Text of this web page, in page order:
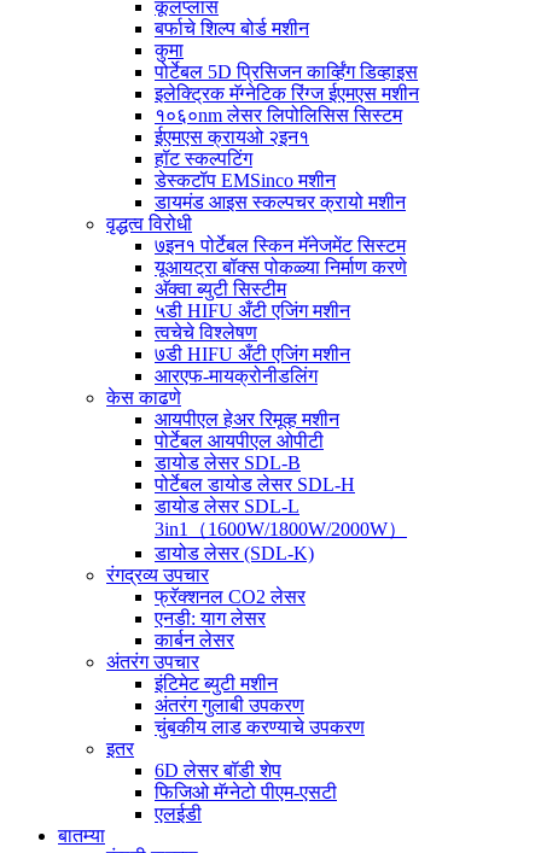
कूलप्लास
बर्फाचे शिल्प बोर्ड मशीन
कुमा
पोर्टेबल 5D प्रिसिजन कार्व्हिंग डिव्हाइस
इलेक्ट्रिक मॅग्नेटिक रिंग्ज ईएमएस मशीन
१०६०nm लेसर लिपोलिसिस सिस्टम
ईएमएस क्रायओ २इन१
हॉट स्कल्पटिंग
डेस्कटॉप EMSinco मशीन
डायमंड आइस स्कल्पचर क्रायो मशीन
वृद्धत्व विरोधी
७इन१ पोर्टेबल स्किन मॅनेजमेंट सिस्टम
यूआयट्रा बॉक्स पोकळ्या निर्माण करणे
अ‍ॅक्वा ब्युटी सिस्टीम
५डी HIFU अँटी एजिंग मशीन
त्वचेचे विश्लेषण
७डी HIFU अँटी एजिंग मशीन
आरएफ-मायक्रोनीडलिंग
केस काढणे
आयपीएल हेअर रिमूव्ह मशीन
पोर्टेबल आयपीएल ओपीटी
डायोड लेसर SDL-B
पोर्टेबल डायोड लेसर SDL-H
डायोड लेसर SDL-L
3in1（1600W/1800W/2000W）
डायोड लेसर (SDL-K)
रंगद्रव्य उपचार
फ्रॅक्शनल CO2 लेसर
एनडी: याग लेसर
कार्बन लेसर
अंतरंग उपचार
इंटिमेट ब्युटी मशीन
अंतरंग गुलाबी उपकरण
चुंबकीय लाड करण्याचे उपकरण
इतर
6D लेसर बॉडी शेप
फिजिओ मॅग्नेटो पीएम-एसटी
एलईडी
बातम्या